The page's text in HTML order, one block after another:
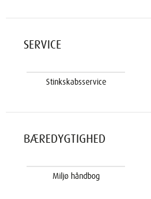
SERVICE
Stinkskabsservice
BÆREDYGTIGHED
Miljø håndbog